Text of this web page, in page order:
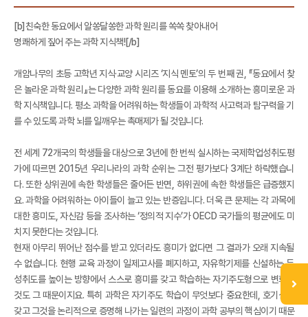
[b]친숙한 동요에서 알쏭달쏭한 과학 원리를 쏙쏙 찾아내어
명쾌하게 짚어 주는 과학 지식책![/b]
개암나무의 초등 고학년 지식·교양 시리즈 ‘지식 멘토’의 두 번째 권, 『동요에서 찾
은 놀라운 과학 원리』는 다양한 과학 원리를 동요를 이용해 소개하는 흥미로운 과
학 지식책입니다. 평소 과학을 어려워하는 학생들이 과학적 사고력과 탐구력을 기
를 수 있도록 과학 뇌를 일깨우는 촉매제가 될 것입니다.
전 세계 72개국의 학생들을 대상으로 3년에 한 번씩 실시하는 국제학업성취도평
가에 따르면 2015년 우리나라의 과학 순위는 그전 평가보다 3계단 하락했습니
다. 또한 상위권에 속한 학생들은 줄어든 반면, 하위권에 속한 학생들은 급증했지
요. 과학을 어려워하는 아이들이 늘고 있는 반증입니다. 더욱 큰 문제는 각 과목에
대한 흥미도, 자신감 등을 조사하는 ‘정의적 지수’가 OECD 국가들의 평균에도 미
치지 못한다는 것입니다.
현재 아무리 뛰어난 점수를 받고 있더라도 흥미가 없다면 그 결과가 오래 지속될
수 없습니다. 현행 교육 과정이 일제고사를 폐지하고, 자유학기제를 신설하는 등
성취도를 높이는 방향에서 스스로 흥미를 갖고 학습하는 자기주도형으로 변화한
것도 그 때문이지요. 특히 과학은 자기주도 학습이 무엇보다 중요한데, 호기심을
갖고 그것을 논리적으로 증명해 나가는 일련의 과정이 과학 공부의 핵심이기 때문